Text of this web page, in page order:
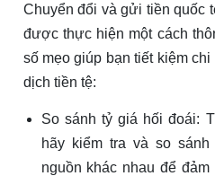
Chuyển đổi và gửi tiền quốc
được thực hiện một cách
số mẹo giúp bạn tiết kiệm
dịch tiền tệ:
So sánh tỷ giá hối đoái:
hãy kiểm tra và so
nguồn khác nhau để